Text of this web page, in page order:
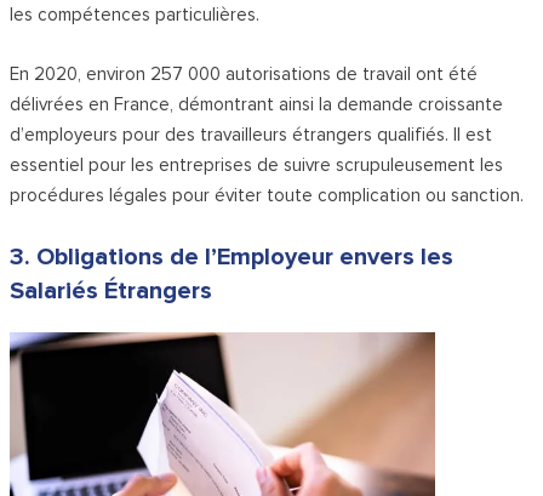
les compétences particulières.
En 2020, environ 257 000 autorisations de travail ont été
délivrées en France, démontrant ainsi la demande croissante
d’employeurs pour des travailleurs étrangers qualifiés. Il est
essentiel pour les entreprises de suivre scrupuleusement les
procédures légales pour éviter toute complication ou sanction.
3. Obligations de l’Employeur envers les
Salariés Étrangers